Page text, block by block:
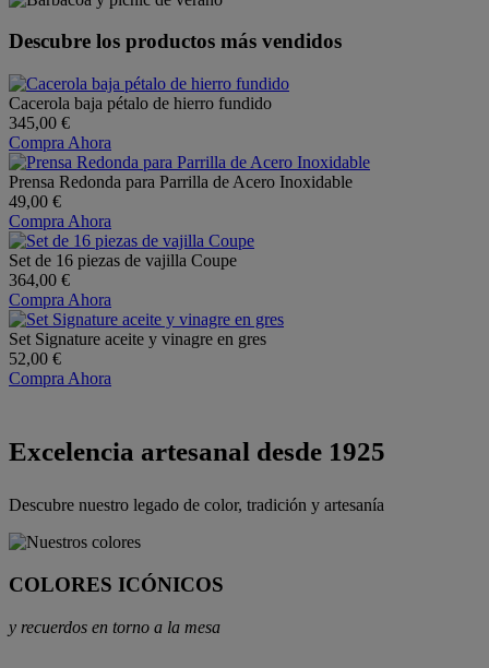
Descubre los productos más vendidos
Cacerola baja pétalo de hierro fundido
345,00 €
Compra Ahora
Prensa Redonda para Parrilla de Acero Inoxidable
49,00 €
Compra Ahora
Set de 16 piezas de vajilla Coupe
364,00 €
Compra Ahora
Set Signature aceite y vinagre en gres
52,00 €
Compra Ahora
Excelencia artesanal desde 1925
Descubre nuestro legado de color, tradición y artesanía
COLORES ICÓNICOS
y recuerdos en torno a la mesa